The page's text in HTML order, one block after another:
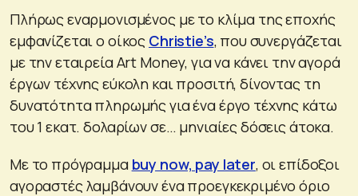
Πλήρως εναρμονισμένος με το κλίμα της εποχής
εμφανίζεται ο οίκος Christie’s, που συνεργάζεται
με την εταιρεία Art Money, για να κάνει την αγορά
έργων τέχνης εύκολη και προσιτή, δίνοντας τη
δυνατότητα πληρωμής για ένα έργο τέχνης κάτω
του 1 εκατ. δολαρίων σε… μηνιαίες δόσεις άτοκα.
Με το πρόγραμμα buy now, pay later, οι επίδοξοι
αγοραστές λαμβάνουν ένα προεγκεκριμένο όριο